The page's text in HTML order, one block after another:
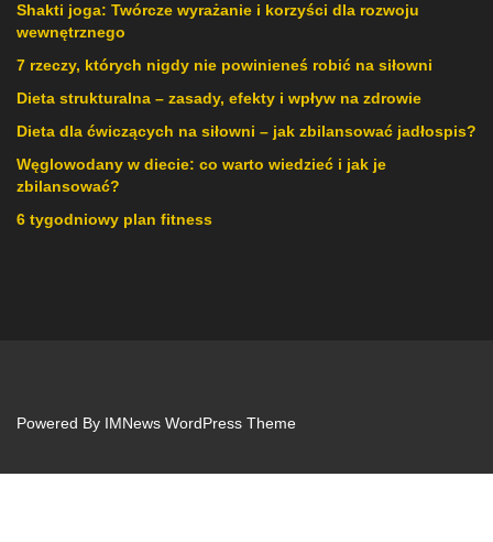
Shakti joga: Twórcze wyrażanie i korzyści dla rozwoju
wewnętrznego
7 rzeczy, których nigdy nie powinieneś robić na siłowni
Dieta strukturalna – zasady, efekty i wpływ na zdrowie
Dieta dla ćwiczących na siłowni – jak zbilansować jadłospis?
Węglowodany w diecie: co warto wiedzieć i jak je
zbilansować?
6 tygodniowy plan fitness
Powered By IMNews WordPress Theme